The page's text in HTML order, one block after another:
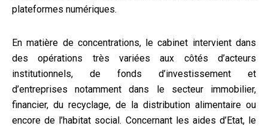
plateformes numériques.
En matière de concentrations, le cabinet intervient dans
des opérations très variées aux côtés d’acteurs
institutionnels, de fonds d’investissement et
d’entreprises notamment dans le secteur immobilier,
financier, du recyclage, de la distribution alimentaire ou
encore de l’habitat social. Concernant les aides d’Etat, le